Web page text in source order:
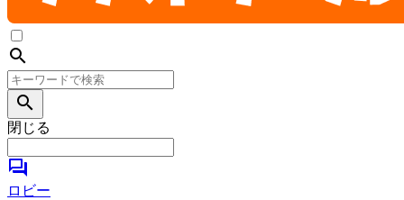
search
search
閉じる
forum
ロビー